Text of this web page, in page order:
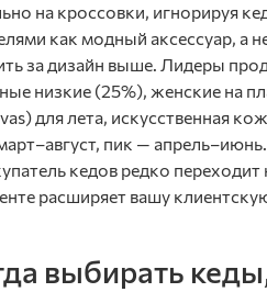
на кроссовки, игнорируя
как модный аксессуар, а
за дизайн выше. Лидеры
низкие (25%), женские на
для лета, искусственная
пик — апрель–июнь.
кедов редко
расширяет вашу
выбирать